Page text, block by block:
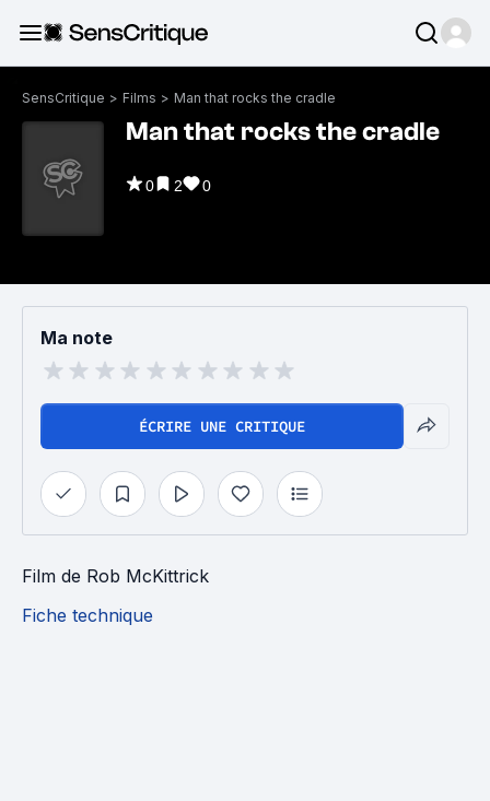
SensCritique > Films > Man that rocks the cradle
Man that rocks the cradle
0 2 0
Ma note
ÉCRIRE UNE CRITIQUE
Film de Rob McKittrick
Fiche technique